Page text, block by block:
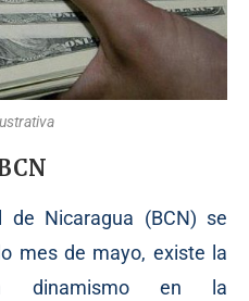
de Nicaragua (BCN) se
mes de mayo, existe la
dinamismo en la